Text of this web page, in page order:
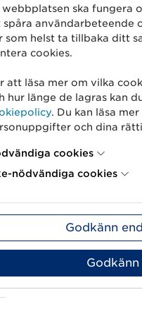
webbplatsen ska fungera
spåra användarbeteende
som helst ta tillbaka ditt
cookies.
att läsa mer om vilka
hur länge de lagras kan
. Du kan läsa
och dina
cookies
nödvändiga cookies
Godkänn